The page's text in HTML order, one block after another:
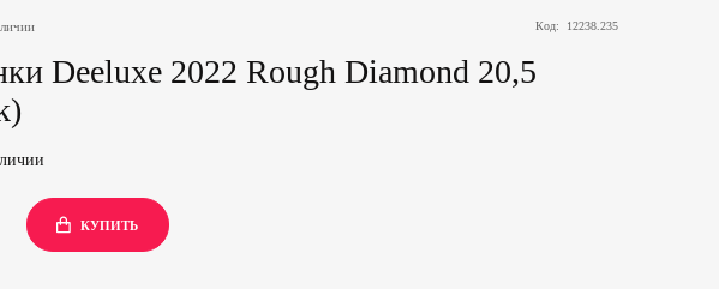
Код: 12238.235
Deeluxe 2022 Rough Diamond 20,5
КУПИТЬ